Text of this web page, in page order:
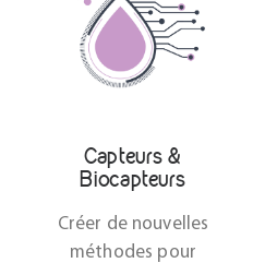
Capteurs &
Biocapteurs
Créer de nouvelles
méthodes pour